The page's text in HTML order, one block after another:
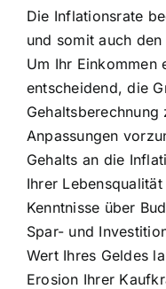
Die Inflationsrate
und somit auch
Um Ihr Einkommen
entscheidend, die
Anpassungen
Gehalts an die
Ihrer
Kenntnisse über
Spar- und
Wert Ihres Geldes
Erosion Ihrer